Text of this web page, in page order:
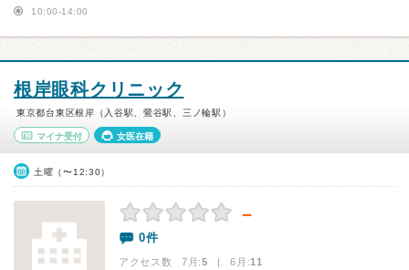
10:00-14:00
根岸眼科クリニック
東京都台東区根岸（入谷駅、鶯谷駅、三ノ輪駅）
マイナ受付 女医在籍
土曜（〜12:30）
－
0件
アクセス数 7月:5 | 6月:11